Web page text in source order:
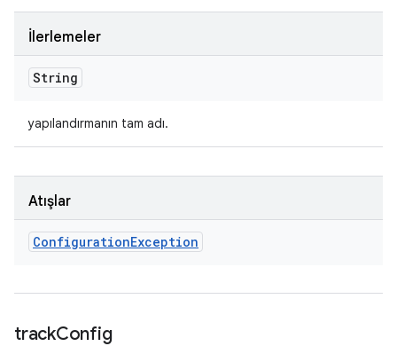
İlerlemeler
String
yapılandırmanın tam adı.
Atışlar
ConfigurationException
trackConfig